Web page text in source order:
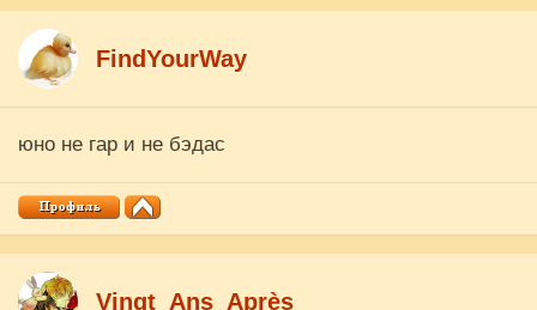
FindYourWay
юно не гар и не бэдас
Vingt_Ans_Après